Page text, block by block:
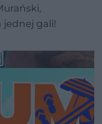
jednej gali!